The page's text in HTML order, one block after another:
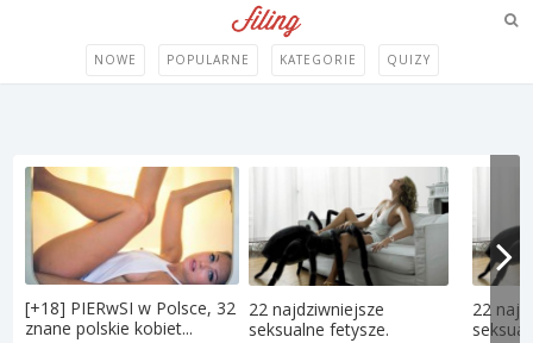
NOWE POPULARNE KATEGORIE QUIZY
[+18] PIERwSI w Polsce, 32
znane polskie kobiet...
22 najdziwniejsze
seksualne fetysze.
22